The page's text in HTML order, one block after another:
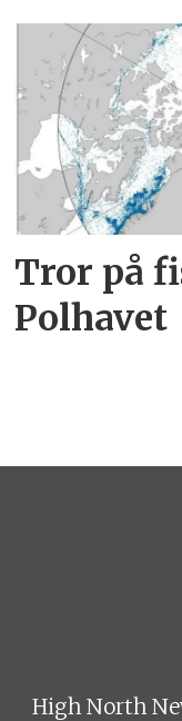
Tror på
Polhavet
High North